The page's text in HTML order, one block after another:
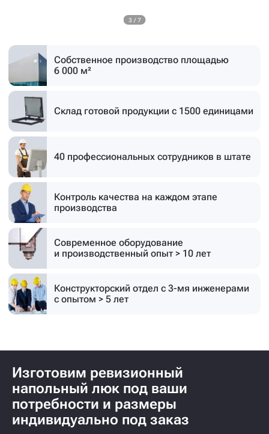
3 / 7
Собственное производство площадью
6 000 м²
Склад готовой продукции с 1500 единицами
40 профессиональных сотрудников в штате
Контроль качества на каждом этапе
производства
Современное оборудование
и производственный опыт > 10 лет
Конструкторский отдел с 3-мя инженерами
с опытом > 5 лет
Изготовим ревизионный
напольный люк под ваши
потребности и размеры
индивидуально под заказ